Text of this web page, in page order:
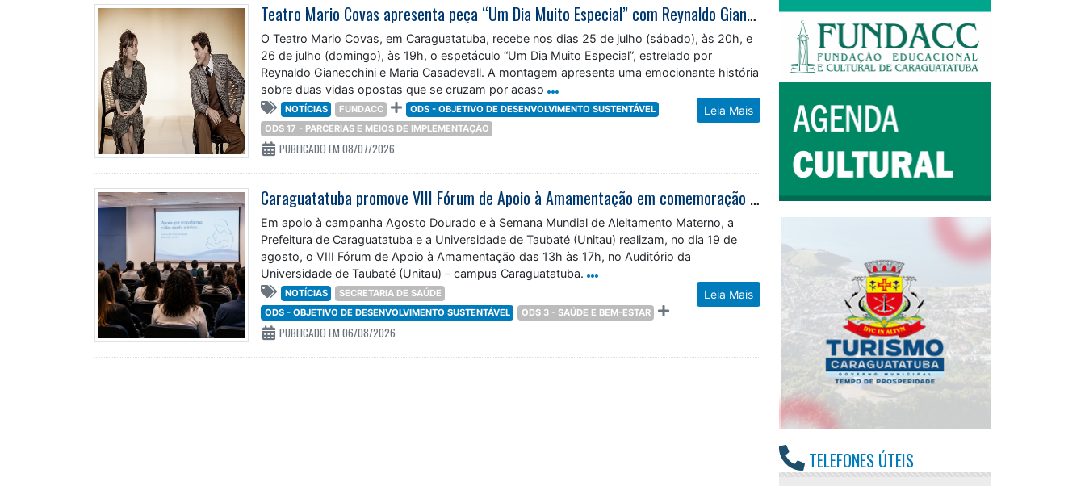
Teatro Mario Covas apresenta peça “Um Dia Muito Especial” com Reynaldo Gianecchini nos dias 25 e 26
O Teatro Mario Covas, em Caraguatatuba, recebe nos dias 25 de julho (sábado), às 20h, e
26 de julho (domingo), às 19h, o espetáculo “Um Dia Muito Especial”, estrelado por
Reynaldo Gianecchini e Maria Casadevall. A montagem apresenta uma emocionante história
sobre duas vidas opostas que se cruzam por acaso
Leia Mais
NOTÍCIAS FUNDACC
ODS - OBJETIVO DE DESENVOLVIMENTO SUSTENTÁVEL
ODS 17 - PARCERIAS E MEIOS DE IMPLEMENTAÇÃO
PUBLICADO EM 08/07/2026
Caraguatatuba promove VIII Fórum de Apoio à Amamentação em comemoração ao Agosto Dourado
Em apoio à campanha Agosto Dourado e à Semana Mundial de Aleitamento Materno, a
Prefeitura de Caraguatatuba e a Universidade de Taubaté (Unitau) realizam, no dia 19 de
agosto, o VIII Fórum de Apoio à Amamentação das 13h às 17h, no Auditório da
Universidade de Taubaté (Unitau) – campus Caraguatatuba.
Leia Mais
NOTÍCIAS
SECRETARIA DE SAÚDE
ODS - OBJETIVO DE DESENVOLVIMENTO SUSTENTÁVEL
ODS 3 - SAÚDE E BEM-ESTAR
PUBLICADO EM 06/08/2026
TELEFONES ÚTEIS